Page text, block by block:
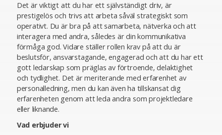
Det är viktigt att du har ett självständigt driv, är
prestigelös och trivs att arbeta såväl strategiskt som
operativt. Du är bra på att samarbeta, nätverka och att
interagera med andra, således är din kommunikativa
förmåga god. Vidare ställer rollen krav på att du är
beslutsför, ansvarstagande, engagerad och att du har ett
gott ledarskap som präglas av förtroende, delaktighet
och tydlighet. Det är meriterande med erfarenhet av
personalledning, men du kan även ha tillskansat dig
erfarenheten genom att leda andra som projektledare
eller liknande.
Vad erbjuder vi